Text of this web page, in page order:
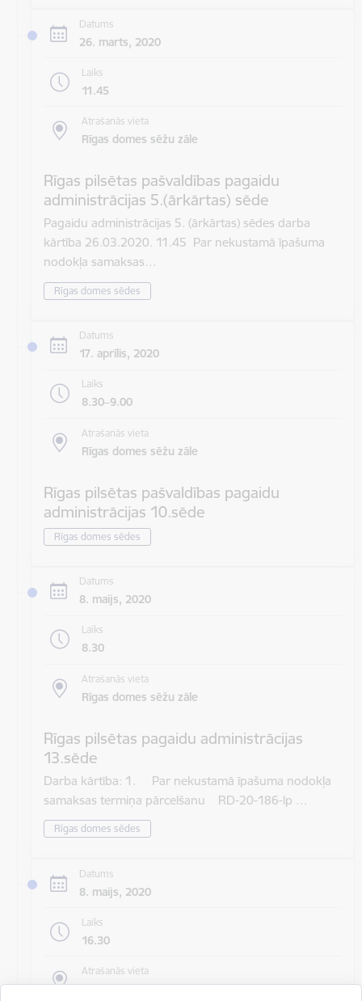
Datums
26. marts, 2020
Laiks
11.45
Atrašanās vieta
Rīgas domes sēžu zāle
Rīgas pilsētas pašvaldības pagaidu
administrācijas 5.(ārkārtas) sēde
Pagaidu administrācijas 5. (ārkārtas) sēdes darba
kārtība 26.03.2020. 11.45 Par nekustamā īpašuma
nodokļa samaksas…
Rīgas domes sēdes
Datums
17. aprīlis, 2020
Laiks
8.30–9.00
Atrašanās vieta
Rīgas domes sēžu zāle
Rīgas pilsētas pašvaldības pagaidu
administrācijas 10.sēde
Rīgas domes sēdes
Datums
8. maijs, 2020
Laiks
8.30
Atrašanās vieta
Rīgas domes sēžu zāle
Rīgas pilsētas pagaidu administrācijas
13.sēde
Darba kārtība: 1. Par nekustamā īpašuma nodokļa
samaksas termiņa pārcelšanu RD-20-186-lp …
Rīgas domes sēdes
Datums
8. maijs, 2020
Laiks
16.30
Atrašanās vieta
Rīgas domes sēžu zāle